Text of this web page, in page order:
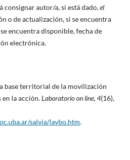
consignar autor/a, si está dado,el
o de actualización, si se encuentra
encuentra disponible, fecha de
electrónica.
base territorial de la movilización
en la acción.Laboratorio on line, 4(16),
salvia/lavbo.htm.